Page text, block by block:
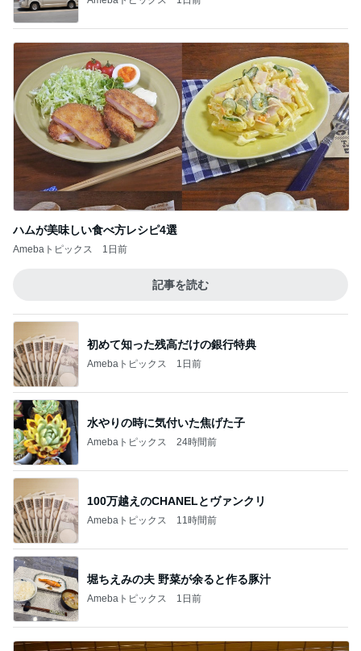
ハムが美味しい食べ方レシピ4選
Amebaトピックス 1日前
記事を読む
初めて知った残高だけの銀行特典
Amebaトピックス 1日前
水やりの時に気付いた焦げた子
Amebaトピックス 24時間前
100万越えのCHANELとヴァンクリ
Amebaトピックス 11時間前
堀ちえみの夫 野菜が余ると作る豚汁
Amebaトピックス 1日前